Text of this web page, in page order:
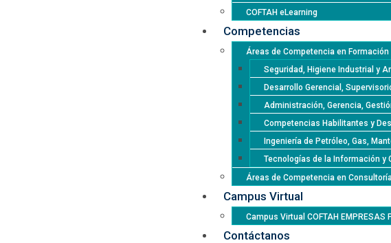
COFTAH eLearning
Competencias
Áreas de Competencia en Formación
Seguridad, Higiene Industrial y
Desarrollo Gerencial,
Administración, Gerencia,
Competencias Habilitantes y
Ingeniería de Petróleo, Gas,
Tecnologías de la Información y
Áreas de Competencia en
Campus Virtual
Campus Virtual COFTAH EMPRESAS
Contáctanos